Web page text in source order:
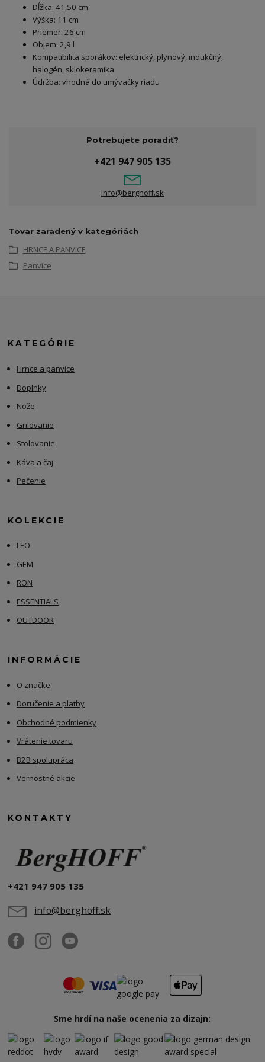
Dĺžka: 41,50 cm
Výška: 11 cm
Priemer: 26 cm
Objem: 2,9 l
Kompatibilita sporákov: elektrický, plynový, indukčný,
halogén, sklokeramika
Údržba: vhodná do umývačky riadu
Potrebujete poradiť?
+421 947 905 135
info@berghoff.sk
Tovar zaradený v kategóriách
HRNCE A PANVICE
Panvice
KATEGÓRIE
Hrnce a panvice
Doplnky
Nože
Grilovanie
Stolovanie
Káva a čaj
Pečenie
KOLEKCIE
LEO
GEM
RON
ESSENTIALS
OUTDOOR
INFORMÁCIE
O značke
Doručenie a platby
Obchodné podmienky
Vrátenie tovaru
B2B spolupráca
Vernostné akcie
KONTAKTY
+421 947 905 135
info@berghoff.sk
Sme hrdí na naše ocenenia za dizajn: